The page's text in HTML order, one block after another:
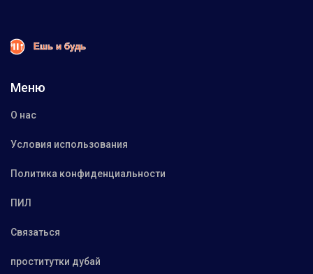
Меню
О нас
Условия использования
Политика конфиденциальности
ПИЛ
Связаться
проститутки дубай